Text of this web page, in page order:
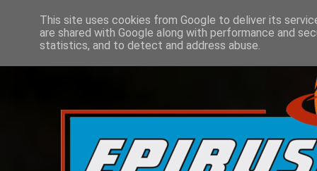
This site uses cookies from Google to deliver its
are shared with Google along with performance and
statistics, and to detect and address abuse.